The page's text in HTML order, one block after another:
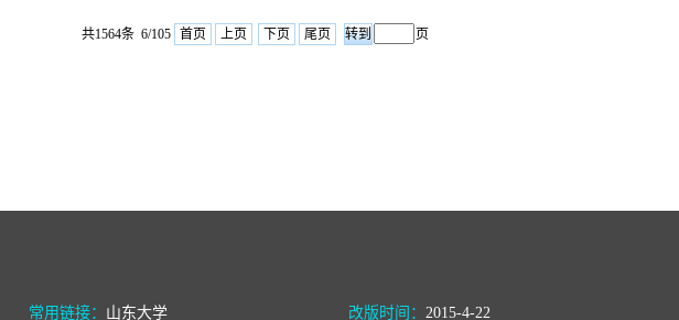
动…
共1564条 6/105 首页 上页 下页 尾页 页
常用链接： 山东大学 改版时间： 2015-4-22